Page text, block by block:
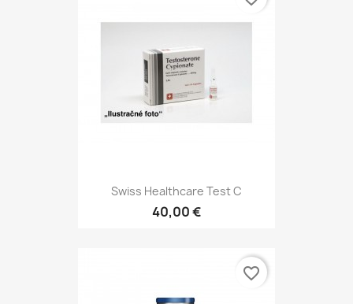
Swiss Healthcare Test C
40,00 €
favorite_border